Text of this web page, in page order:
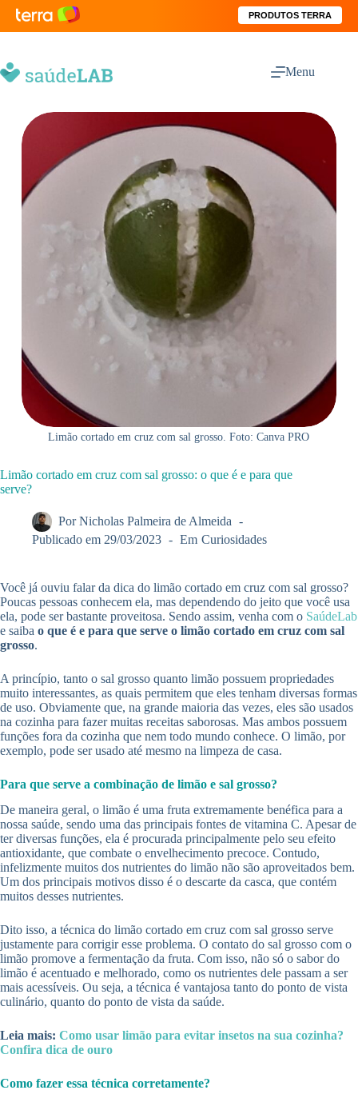
PRODUTOS TERRA
Menu
Limão cortado em cruz com sal grosso. Foto: Canva PRO
Limão cortado em cruz com sal grosso: o que é e para que
serve?
Por Nicholas Palmeira de Almeida
Publicado em 29/03/2023 Em Curiosidades
Você já ouviu falar da dica do limão cortado em cruz com sal grosso?
Poucas pessoas conhecem ela, mas dependendo do jeito que você usa
ela, pode ser bastante proveitosa. Sendo assim, venha com o SaúdeLab
e saiba o que é e para que serve o limão cortado em cruz com sal
grosso.
A princípio, tanto o sal grosso quanto limão possuem propriedades
muito interessantes, as quais permitem que eles tenham diversas formas
de uso. Obviamente que, na grande maioria das vezes, eles são usados
na cozinha para fazer muitas receitas saborosas. Mas ambos possuem
funções fora da cozinha que nem todo mundo conhece. O limão, por
exemplo, pode ser usado até mesmo na limpeza de casa.
Para que serve a combinação de limão e sal grosso?
De maneira geral, o limão é uma fruta extremamente benéfica para a
nossa saúde, sendo uma das principais fontes de vitamina C. Apesar de
ter diversas funções, ela é procurada principalmente pelo seu efeito
antioxidante, que combate o envelhecimento precoce. Contudo,
infelizmente muitos dos nutrientes do limão não são aproveitados bem.
Um dos principais motivos disso é o descarte da casca, que contém
muitos desses nutrientes.
Dito isso, a técnica do limão cortado em cruz com sal grosso serve
justamente para corrigir esse problema. O contato do sal grosso com o
limão promove a fermentação da fruta. Com isso, não só o sabor do
limão é acentuado e melhorado, como os nutrientes dele passam a ser
mais acessíveis. Ou seja, a técnica é vantajosa tanto do ponto de vista
culinário, quanto do ponto de vista da saúde.
Leia mais: Como usar limão para evitar insetos na sua cozinha?
Confira dica de ouro
Como fazer essa técnica corretamente?